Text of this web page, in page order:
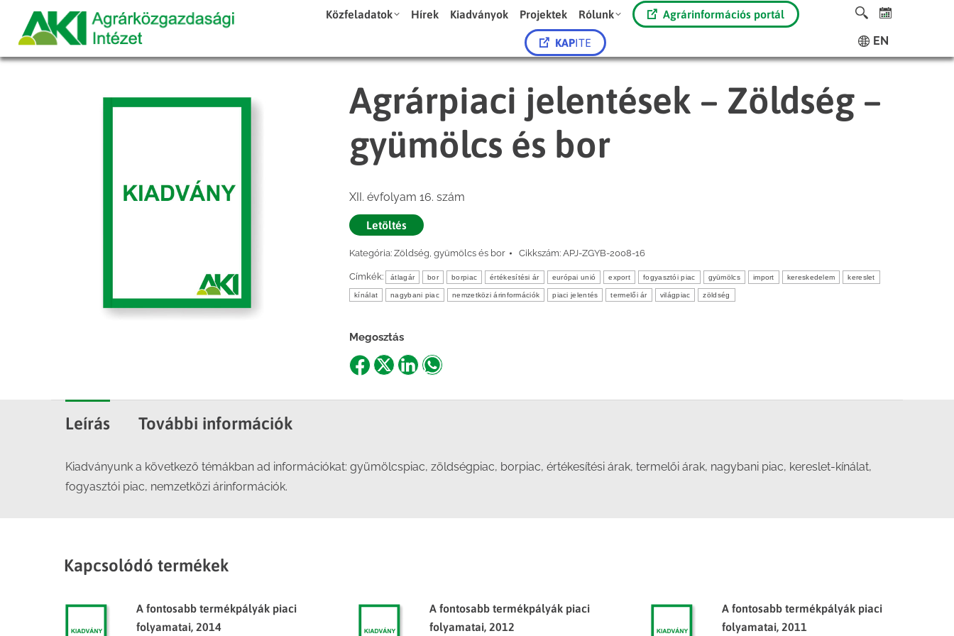
Közfeladatok Hírek Kiadványok Projektek Rólunk Agrárinformációs portál
KAPITE EN
Agrárpiaci jelentések – Zöldség –
gyümölcs és bor
XII. évfolyam 16. szám
Letöltés
Kategória: Zöldség, gyümölcs és bor Cikkszám: APJ-ZGYB-2008-16
Címkék: átlagár bor borpiac értékesítési ár európai unió export fogyasztói piac gyümölcs import kereskedelem kereslet
kínálat nagybani piac nemzetközi árinformációk piaci jelentés termelői ár világpiac zöldség
Megosztás
ShareShareShareShare
Leírás További információk
Kiadványunk a következő témákban ad információkat: gyümölcspiac, zöldségpiac, borpiac, értékesítési árak, termelői árak, nagybani piac, kereslet-kínálat,
fogyasztói piac, nemzetközi árinformációk.
Kapcsolódó termékek
A fontosabb termékpályák piaci
folyamatai, 2014
A fontosabb termékpályák piaci
folyamatai, 2012
A fontosabb termékpályák piaci
folyamatai, 2011